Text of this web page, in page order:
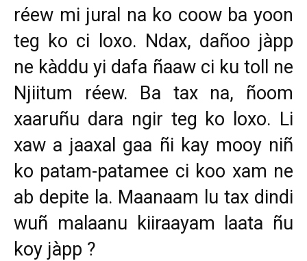
réew mi jural na ko coow ba yoon
teg ko ci loxo. Ndax, dañoo jàpp
ne kàddu yi dafa ñaaw ci ku toll ne
Njiitum réew. Ba tax na, ñoom
xaaruñu dara ngir teg ko loxo. Li
xaw a jaaxal gaa ñi kay mooy niñ
ko patam-patamee ci koo xam ne
ab depite la. Maanaam lu tax dindi
wuñ malaanu kiiraayam laata ñu
koy jàpp ?